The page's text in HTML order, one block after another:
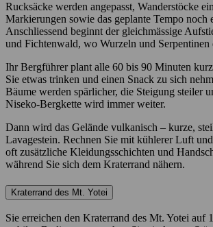
Rucksäcke werden angepasst, Wanderstöcke
Markierungen sowie das geplante Tempo noch
Anschliessend beginnt der gleichmässige
und Fichtenwald, wo Wurzeln und Serpentinen
Ihr Bergführer plant alle 60 bis 90 Minuten
Sie etwas trinken und einen Snack zu sich
Bäume werden spärlicher, die Steigung steiler
Niseko-Bergkette wird immer weiter.
Dann wird das Gelände vulkanisch – kurze,
Lavagestein. Rechnen Sie mit kühlerer Luft
oft zusätzliche Kleidungsschichten und
während Sie sich dem Kraterrand nähern.
Kraterrand des Mt. Yotei
Sie erreichen den Kraterrand des Mt. Yotei auf